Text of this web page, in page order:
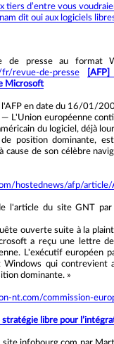
tiers d’entre vous
dit oui aux logiciels
de presse au format
revue-de-presse
Microsoft
l'AFP en date du 16/01/
— L'Union européenne
du logiciel, déjà
position dominante,
cause de son célèbre
hostednews/afp/article/
l'article du site GNT
ouverte suite à la
a reçu une lettre
L'exécutif européen
Windows qui contrevient
dominante. »
nt.com/commission-
libre pour